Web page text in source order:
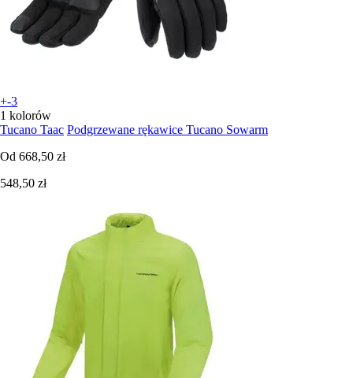
+-3
1 kolorów
Tucano Taac Podgrzewane rękawice Tucano Sowarm
Od 668,50 zł
548,50 zł